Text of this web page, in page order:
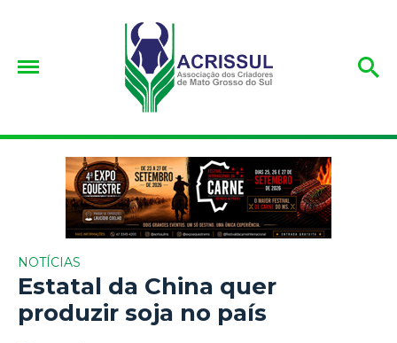
NOTÍCIAS
Estatal da China quer
produzir soja no país